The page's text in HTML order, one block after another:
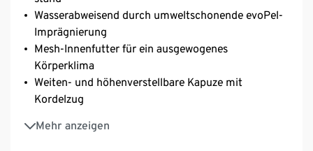
Wasserabweisend durch umweltschonende evoPel-
Imprägnierung
Mesh-Innenfutter für ein ausgewogenes
Körperklima
Weiten- und höhenverstellbare Kapuze mit
Kordelzug
Mehr anzeigen
Hochschließender Kragen
Front-Reißverschluss mit Kinnschutz